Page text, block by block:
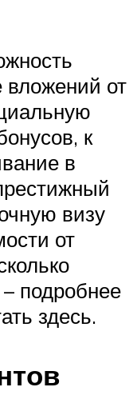
вложений от
к
в
визу
от
подробнее
здесь.